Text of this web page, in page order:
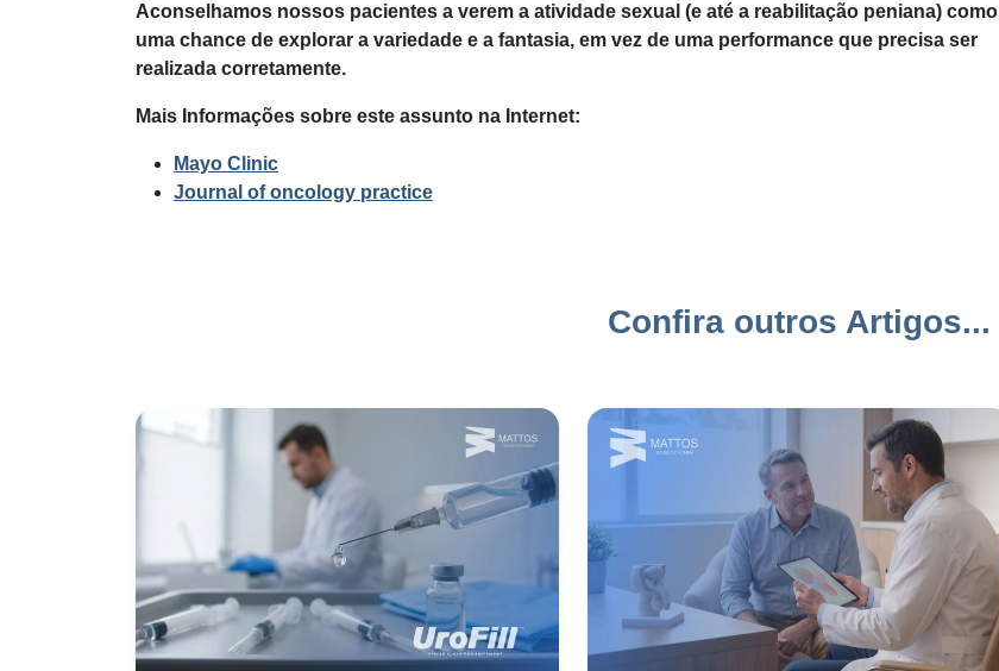
Aconselhamos nossos pacientes a verem a atividade sexual (e até a reabilitação peniana) como
uma chance de explorar a variedade e a fantasia, em vez de uma performance que precisa ser
realizada corretamente.
Mais Informações sobre este assunto na Internet:
Mayo Clinic
Journal of oncology practice
Confira outros Artigos...